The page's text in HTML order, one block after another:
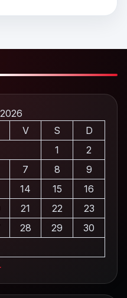
V S
D
1
2
7 8
9
14 15
16
21 22
23
28 29
30